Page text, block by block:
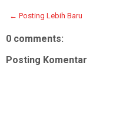
← Posting Lebih Baru
0 comments:
Posting Komentar